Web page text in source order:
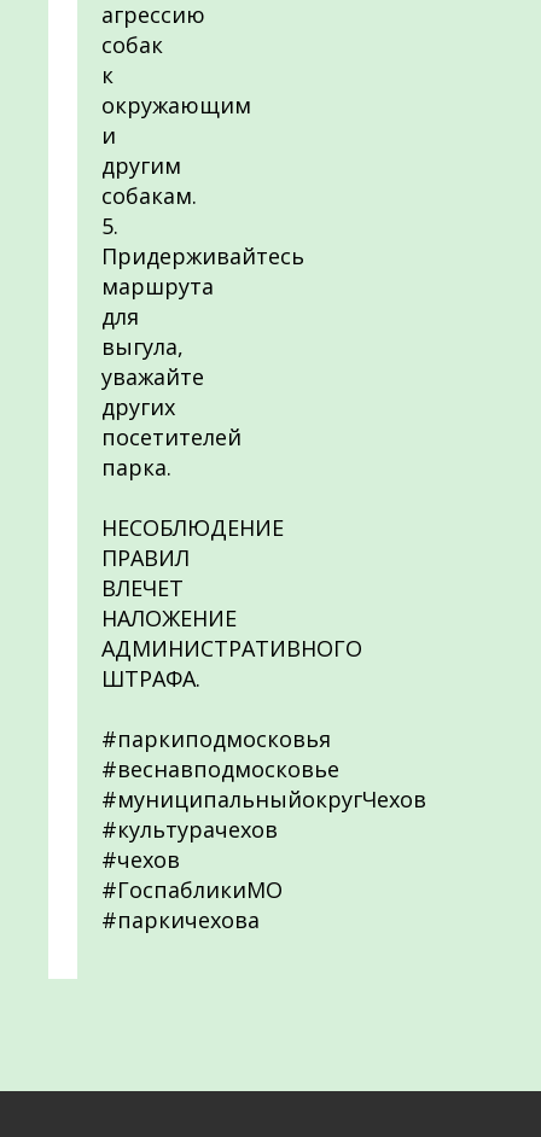
агрессию
собак
к
окружающим
и
другим
собакам.
5.
Придерживайтесь
маршрута
для
выгула,
уважайте
других
посетителей
парка.
НЕСОБЛЮДЕНИЕ
ПРАВИЛ
ВЛЕЧЕТ
НАЛОЖЕНИЕ
АДМИНИСТРАТИВНОГО
ШТРАФА.
#паркиподмосковья
#веснавподмосковье
#муниципальныйокругЧехов
#культурачехов
#чехов
#ГоспабликиМО
#паркичехова